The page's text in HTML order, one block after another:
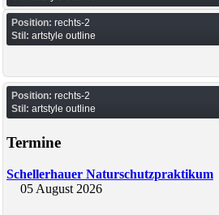
Position: rechts-2
Stil: artstyle outline
Position: rechts-2
Stil: artstyle outline
Termine
Schellerhauer Naturschutzpraktikum
05 August 2026